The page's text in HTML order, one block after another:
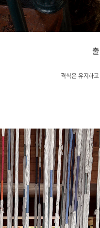
격식은 유지하